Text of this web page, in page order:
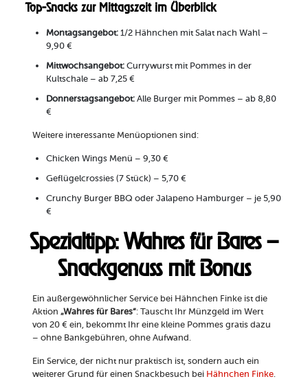
Top-Snacks zur Mittagszeit im Überblick
Montagsangebot:1/2 Hähnchen mit Salat nach Wahl –
9,90 €
Mittwochsangebot:Currywurst mit Pommes in der
Kultschale – ab 7,25 €
Donnerstagsangebot:Alle Burger mit Pommes – ab 8,80
€
Weitere interessante Menüoptionen sind:
Chicken Wings Menü – 9,30 €
Geflügelcrossies (7 Stück) – 5,70 €
Crunchy Burger BBQ oder Jalapeno Hamburger – je 5,90
€
Spezialtipp: Wahres für Bares –
Snackgenuss mit Bonus
Ein außergewöhnlicher Service bei Hähnchen Finke ist die
Aktion „Wahres für Bares“: Tauscht Ihr Münzgeld im Wert
von 20 € ein, bekommt Ihr eine kleine Pommes gratis dazu
– ohne Bankgebühren, ohne Aufwand.
Ein Service, der nicht nur praktisch ist, sondern auch ein
weiterer Grund für einen Snackbesuch bei Hähnchen Finke.